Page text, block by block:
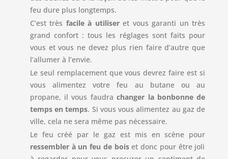
feu dure plus longtemps.
C’est très facile à utiliseret vous garanti un très
grand confort : tous les réglages sont faits pour
vous et vous ne devez plus rien faire d’autre que
l’allumer à l’envie.
Le seul remplacement que vous devrez faire est si
vous alimentez votre feu au butane ou au
propane, il vous faudrachanger la bonbonne de
temps en temps. Si vous vous alimentez au gaz de
ville, cela ne sera même pas nécessaire.
Le feu créé par le gaz est mis en scène pour
ressembler à un feu de boiset donc pour être joli